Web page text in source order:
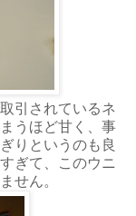
引されているネ
うほど甘く、事
りというのも良
ぎて、このウニ
せん。